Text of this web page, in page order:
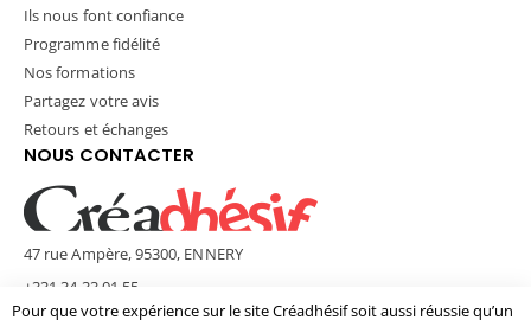
Ils nous font confiance
Programme fidélité
Nos formations
Partagez votre avis
Retours et échanges
NOUS CONTACTER
47 rue Ampère, 95300, ENNERY
+331 34 33 01 55
Pour que votre expérience sur le site Créadhésif soit aussi réussie qu’un